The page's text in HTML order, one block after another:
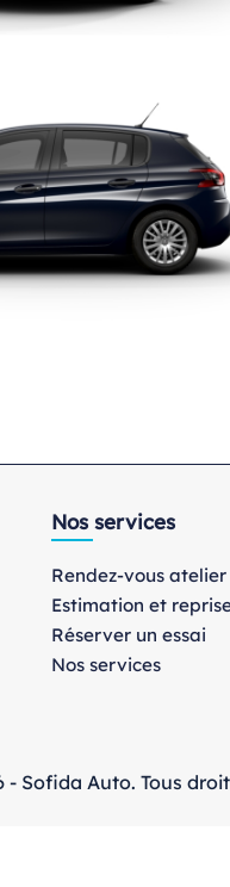
Nos services
Rendez-vous atelier
Estimation et
Réserver un essai
Nos services
- Sofida Auto. Tous